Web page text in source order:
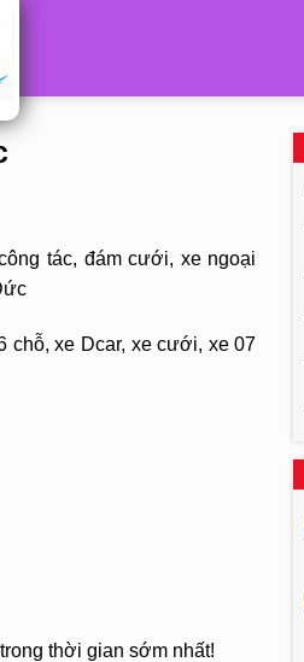
tác, đám cưới, xe ngoại
chỗ, xe Dcar, xe cưới, xe 07
thời gian sớm nhất!